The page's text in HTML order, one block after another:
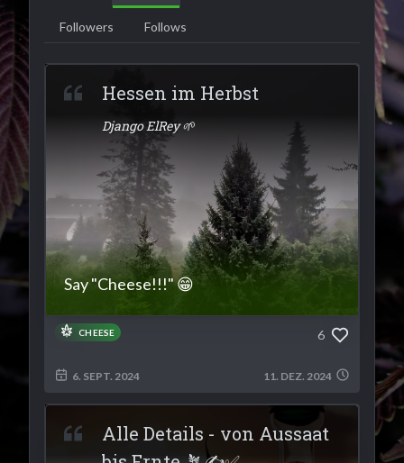
Followers Follows
Hessen im Herbst
Django ElRey 🌱
Say "Cheese!!!" 😁
CHEESE 6
6. SEPT. 2024 11. DEZ. 2024
Alle Details - von Aussaat